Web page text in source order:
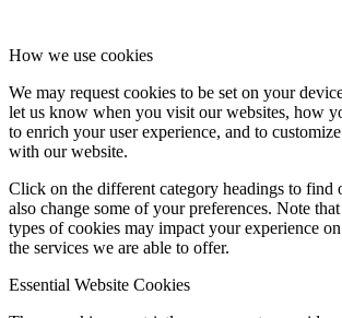
How we use cookies
We may request cookies to be set on your
let us know when you visit our websites, how
to enrich your user experience, and to
with our website.
Click on the different category headings to find
also change some of your preferences. Note
types of cookies may impact your experience
the services we are able to offer.
Essential Website Cookies